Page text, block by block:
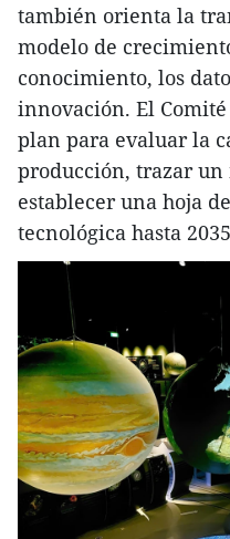
también orienta la
modelo de
conocimiento, los
innovación. El
plan para evaluar la
producción, trazar un
establecer una hoja
tecnológica hasta